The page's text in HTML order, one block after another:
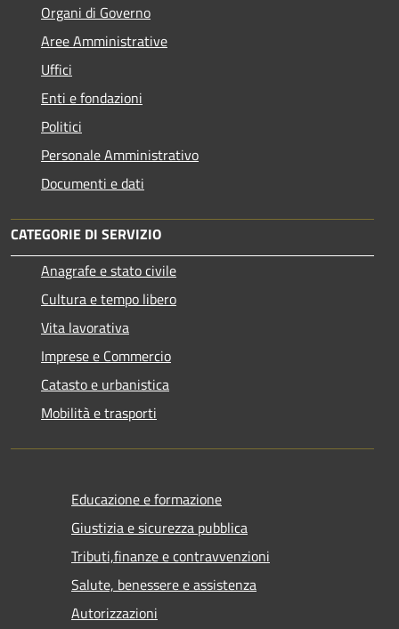
Organi di Governo
Aree Amministrative
Uffici
Enti e fondazioni
Politici
Personale Amministrativo
Documenti e dati
CATEGORIE DI SERVIZIO
Anagrafe e stato civile
Cultura e tempo libero
Vita lavorativa
Imprese e Commercio
Catasto e urbanistica
Mobilità e trasporti
Educazione e formazione
Giustizia e sicurezza pubblica
Tributi,finanze e contravvenzioni
Salute, benessere e assistenza
Autorizzazioni